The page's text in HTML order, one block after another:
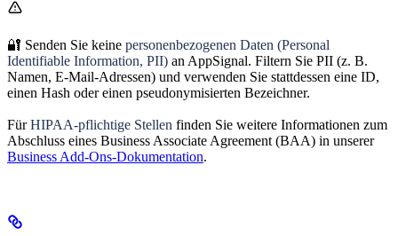
🔐 Senden Sie keine personenbezogenen Daten (Personal
Identifiable Information, PII) an AppSignal. Filtern Sie PII (z. B.
Namen, E-Mail-Adressen) und verwenden Sie stattdessen eine ID,
einen Hash oder einen pseudonymisierten Bezeichner.
FürHIPAA-pflichtige Stellen finden Sie weitere Informationen zum
Abschluss eines Business Associate Agreement (BAA) in unserer
Business Add-Ons-Dokumentation.